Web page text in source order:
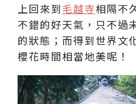
上回來到毛越寺相隔不
不錯的好天氣，只不過
的狀態；而得到世界文
櫻花時間相當地美呢！